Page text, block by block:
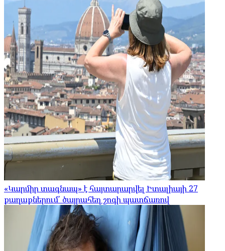
«Կարմիր տագնապ» է հայտարարվել Իտալիայի 27
քաղաքներում՝ ծայրահեղ շոգի պատճառով